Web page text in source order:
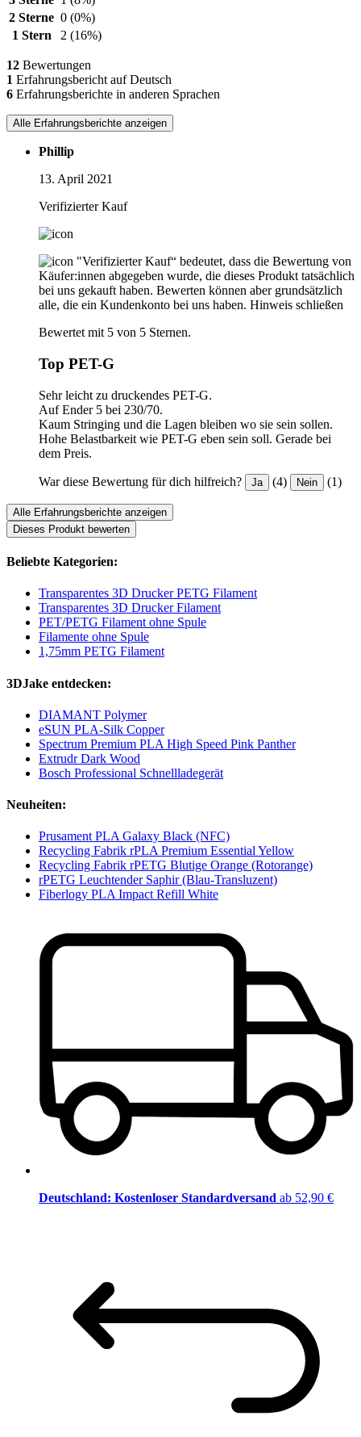
2 Sterne 0 (0%)
1 Stern
2 (16%)
12 Bewertungen
1 Erfahrungsbericht auf Deutsch
6 Erfahrungsberichte in anderen Sprachen
Alle Erfahrungsberichte anzeigen
Phillip
13. April 2021
Verifizierter Kauf
"Verifizierter Kauf“ bedeutet, dass die Bewertung von
Käufer:innen abgegeben wurde, die dieses Produkt tatsächlich
bei uns gekauft haben. Bewerten können aber grundsätzlich
alle, die ein Kundenkonto bei uns haben. Hinweis schließen
Bewertet mit 5 von 5 Sternen.
Top PET-G
Sehr leicht zu druckendes PET-G.
Auf Ender 5 bei 230/70.
Kaum Stringing und die Lagen bleiben wo sie sein sollen.
Hohe Belastbarkeit wie PET-G eben sein soll. Gerade bei
dem Preis.
War diese Bewertung für dich hilfreich? Ja (4) Nein (1)
Alle Erfahrungsberichte anzeigen
Dieses Produkt bewerten
Beliebte Kategorien:
Transparentes 3D Drucker PETG Filament
Transparentes 3D Drucker Filament
PET/PETG Filament ohne Spule
Filamente ohne Spule
1,75mm PETG Filament
3DJake entdecken:
DIAMANT Polymer
eSUN PLA-Silk Copper
Spectrum Premium PLA High Speed Pink Panther
Extrudr Dark Wood
Bosch Professional Schnellladegerät
Neuheiten:
Prusament PLA Galaxy Black (NFC)
Recycling Fabrik rPLA Premium Essential Yellow
Recycling Fabrik rPETG Blutige Orange (Rotorange)
rPETG Leuchtender Saphir (Blau-Transluzent)
Fiberlogy PLA Impact Refill White
Deutschland: Kostenloser Standardversand ab 52,90 €